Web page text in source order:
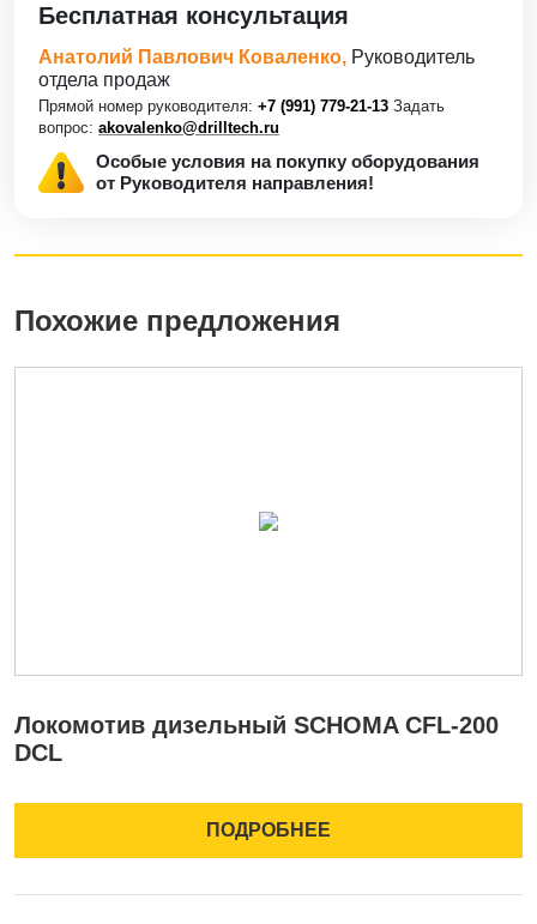
Бесплатная консультация
Анатолий Павлович Коваленко, Руководитель
отдела продаж
Прямой номер руководителя: +7 (991) 779-21-13 Задать
вопрос: akovalenko@drilltech.ru
Особые условия на покупку оборудования
от Руководителя направления!
Похожие предложения
Локомотив дизельный SCHOMA CFL-200
DCL
ПОДРОБНЕЕ